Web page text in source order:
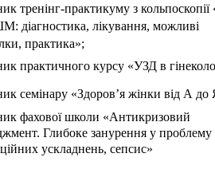
тренінг-практикуму з кольпоскопії
діагностика, лікування, можливі
практика»;
практичного курсу «УЗД в
семінару «Здоров’я жінки від А до
фахової школи «Антикризовий
Глибоке занурення у проблему
ускладнень, сепсис»